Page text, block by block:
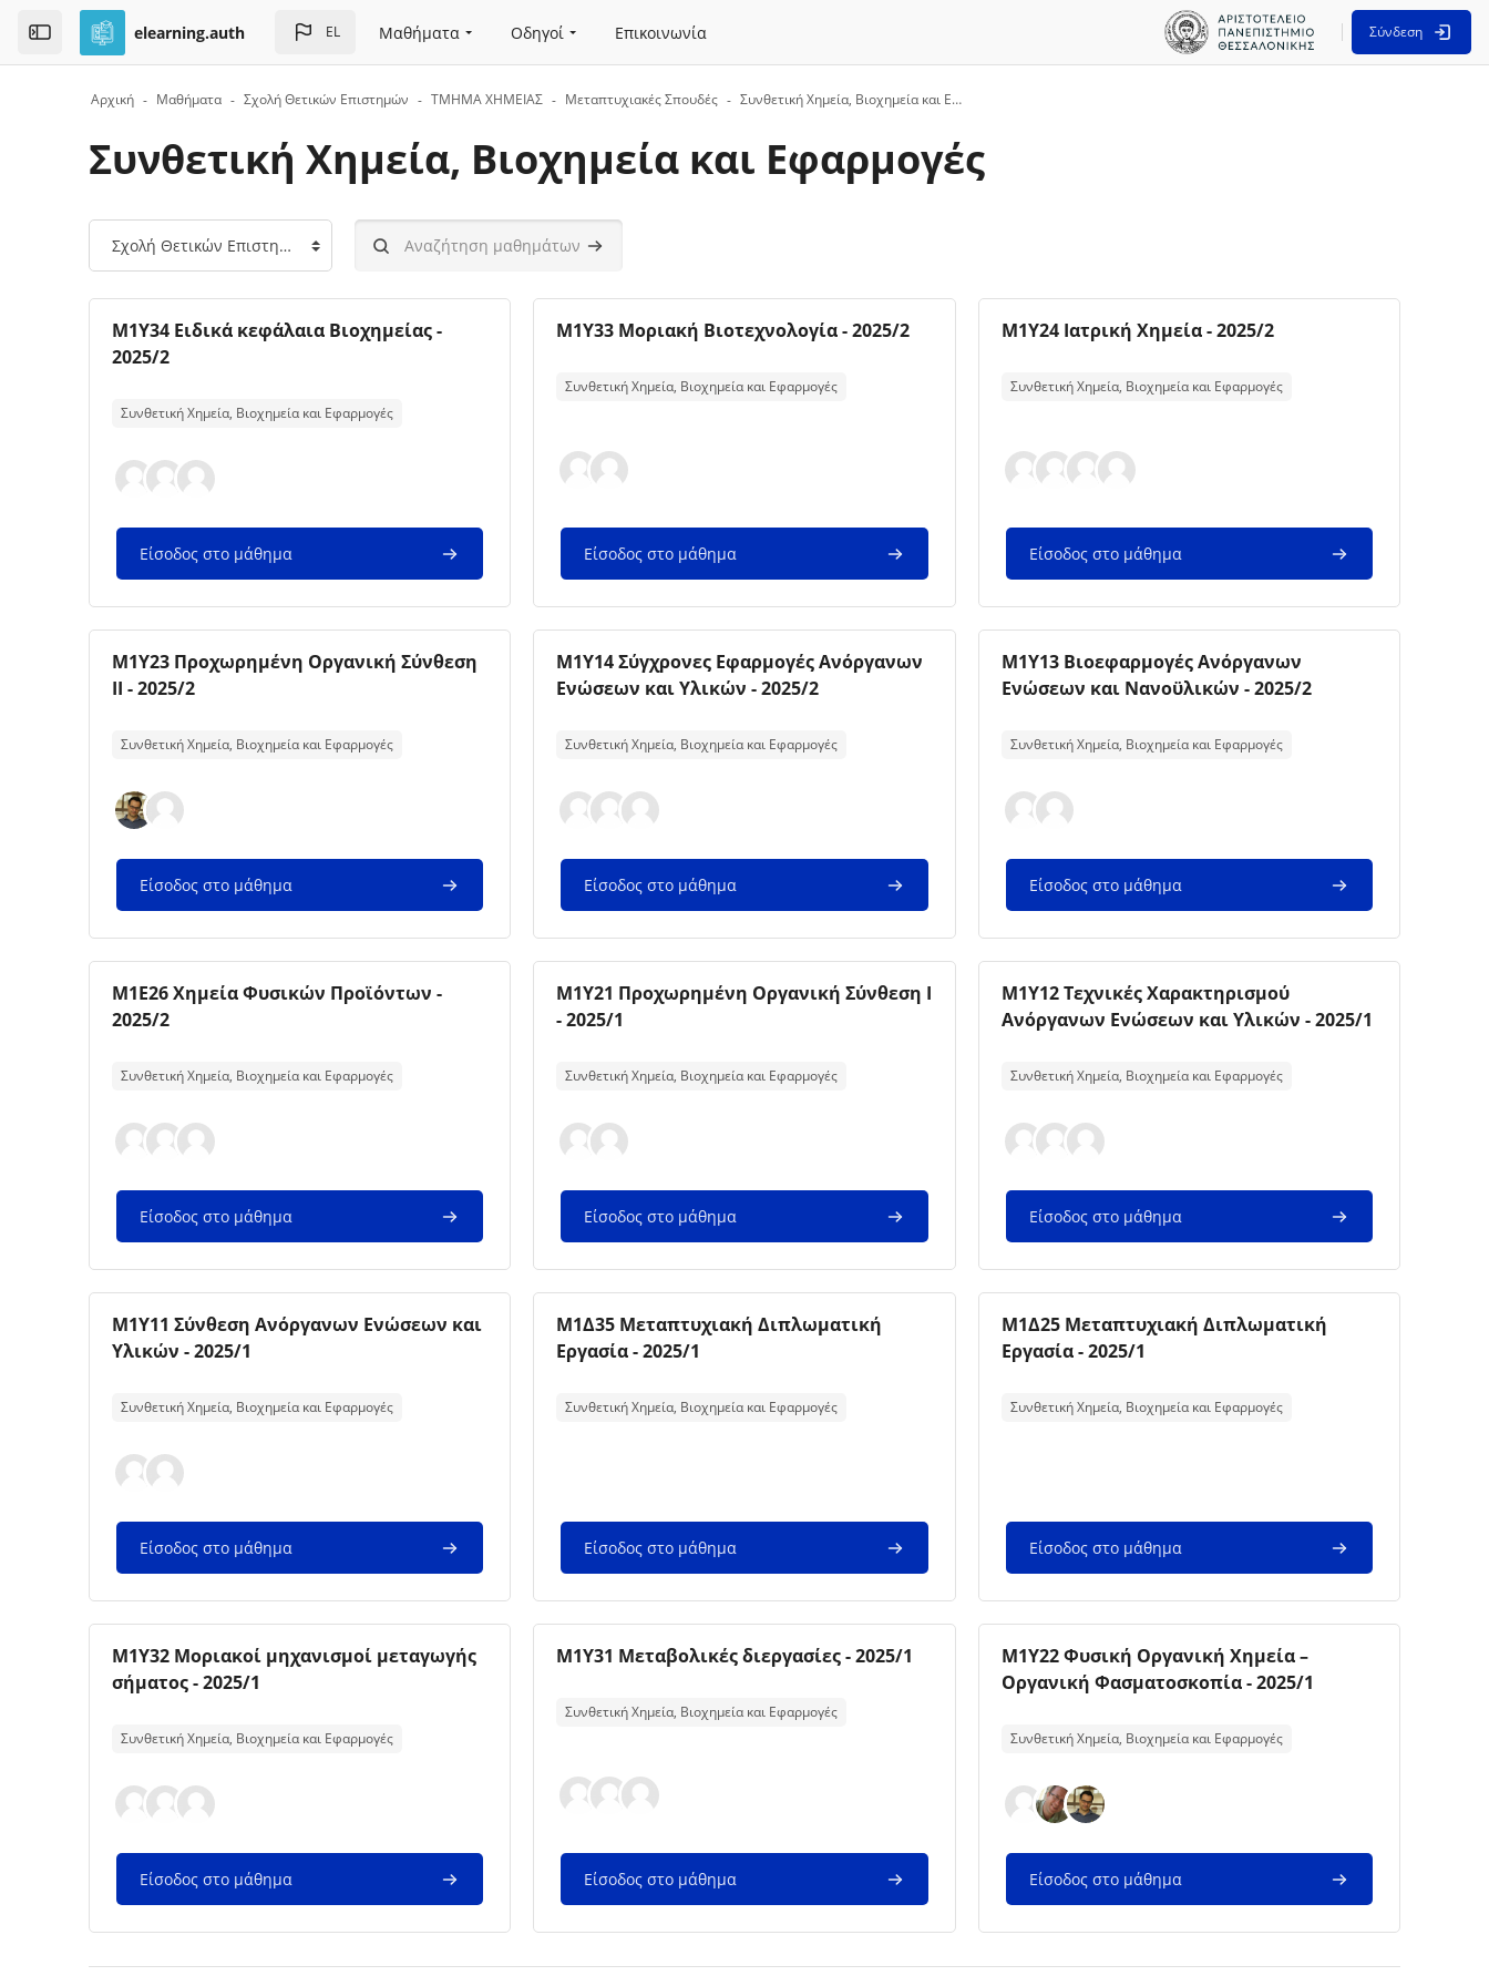
Skip to sidebar navigation menu
Skip to top bar navigation menu
Skip to page footer
Μετάβαση στο κεντρικό περιεχόμενο
Open the sidebarelearning.auth EL Μαθήματα Οδηγοί Επικοινωνία Σύνδεση
Αρχική Μαθήματα Σχολή Θετικών Επιστημών ΤΜΗΜΑ ΧΗΜΕΙΑΣ Μεταπτυχιακές Σπουδές Συνθετική Χημεία, Βιοχημεία και Εφαρμογές
Συνθετική Χημεία, Βιοχημεία και Εφαρμογές
Μπλοκ
Κατηγορίες μαθημάτων Αναζήτηση μαθημάτων Αναζήτηση μαθημάτων
Εικόνα μαθήματος
Όνομα μαθήματος
M1Y34 Ειδικά κεφάλαια Βιοχημείας -
2025/2
Συνθετική Χημεία, Βιοχημεία και Εφαρμογές
Είσοδος στο μάθημα
Εικόνα μαθήματος
Όνομα μαθήματος
M1Y33 Μοριακή Βιοτεχνολογία - 2025/2
Συνθετική Χημεία, Βιοχημεία και Εφαρμογές
Είσοδος στο μάθημα
Εικόνα μαθήματος
Όνομα μαθήματος
M1Y24 Ιατρική Χημεία - 2025/2
Συνθετική Χημεία, Βιοχημεία και Εφαρμογές
Είσοδος στο μάθημα
Εικόνα μαθήματος
Όνομα μαθήματος
M1Y23 Προχωρημένη Οργανική Σύνθεση
ΙΙ - 2025/2
Συνθετική Χημεία, Βιοχημεία και Εφαρμογές
Είσοδος στο μάθημα
Εικόνα μαθήματος
Όνομα μαθήματος
M1Y14 Σύγχρονες Εφαρμογές Ανόργανων
Ενώσεων και Υλικών - 2025/2
Συνθετική Χημεία, Βιοχημεία και Εφαρμογές
Είσοδος στο μάθημα
Εικόνα μαθήματος
Όνομα μαθήματος
M1Y13 Βιοεφαρμογές Ανόργανων
Ενώσεων και Νανοϋλικών - 2025/2
Συνθετική Χημεία, Βιοχημεία και Εφαρμογές
Είσοδος στο μάθημα
Εικόνα μαθήματος
Όνομα μαθήματος
M1E26 Χημεία Φυσικών Προϊόντων -
2025/2
Συνθετική Χημεία, Βιοχημεία και Εφαρμογές
Είσοδος στο μάθημα
Εικόνα μαθήματος
Όνομα μαθήματος
Μ1Υ21 Προχωρημένη Οργανική Σύνθεση Ι
- 2025/1
Συνθετική Χημεία, Βιοχημεία και Εφαρμογές
Είσοδος στο μάθημα
Εικόνα μαθήματος
Όνομα μαθήματος
Μ1Υ12 Τεχνικές Χαρακτηρισμού
Ανόργανων Ενώσεων και Υλικών - 2025/1
Συνθετική Χημεία, Βιοχημεία και Εφαρμογές
Είσοδος στο μάθημα
Εικόνα μαθήματος
Όνομα μαθήματος
Μ1Υ11 Σύνθεση Ανόργανων Ενώσεων και
Υλικών - 2025/1
Συνθετική Χημεία, Βιοχημεία και Εφαρμογές
Είσοδος στο μάθημα
Εικόνα μαθήματος
Όνομα μαθήματος
Μ1Δ35 Μεταπτυχιακή Διπλωματική
Εργασία - 2025/1
Συνθετική Χημεία, Βιοχημεία και Εφαρμογές
Είσοδος στο μάθημα
Εικόνα μαθήματος
Όνομα μαθήματος
Μ1Δ25 Μεταπτυχιακή Διπλωματική
Εργασία - 2025/1
Συνθετική Χημεία, Βιοχημεία και Εφαρμογές
Είσοδος στο μάθημα
Εικόνα μαθήματος
Όνομα μαθήματος
M1Y32 Μοριακοί μηχανισμοί μεταγωγής
σήματος - 2025/1
Συνθετική Χημεία, Βιοχημεία και Εφαρμογές
Είσοδος στο μάθημα
Εικόνα μαθήματος
Όνομα μαθήματος
M1Y31 Μεταβολικές διεργασίες - 2025/1
Συνθετική Χημεία, Βιοχημεία και Εφαρμογές
Είσοδος στο μάθημα
Εικόνα μαθήματος
Όνομα μαθήματος
M1Y22 Φυσική Οργανική Χημεία –
Οργανική Φασματοσκοπία - 2025/1
Συνθετική Χημεία, Βιοχημεία και Εφαρμογές
Είσοδος στο μάθημα